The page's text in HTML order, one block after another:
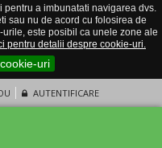
pentru a imbunatati navigarea dvs.
sau nu de acord cu folosirea de
este posibil ca unele zone ale
pentru detalii despre cookie-uri.
uri
AUTENTIFICARE